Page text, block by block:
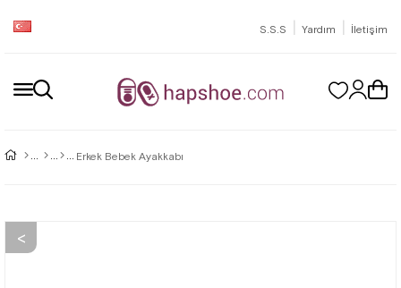
S.S.S | Yardım | İletişim
Erkek Bebek Ayakkabı